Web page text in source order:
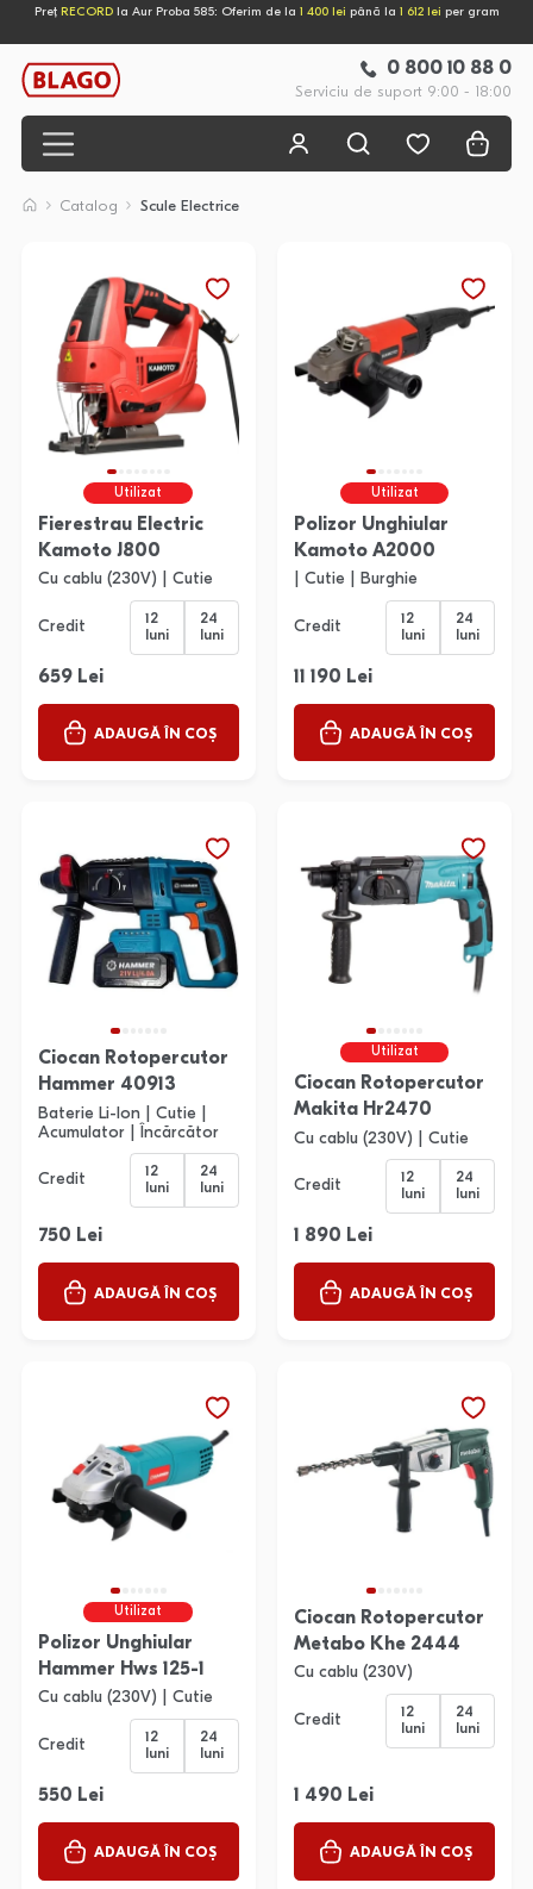
Preț RECORD la Aur Proba 585: Oferim de la 1 400 lei până la 1 612 lei per gram
0 800 10 88 0
Serviciu de suport 9:00 - 18:00
Catalog Scule Electrice
Utilizat
Fierestrau Electric
Kamoto J800
Cu cablu (230V) | Cutie
Credit
12
luni
24
luni
659 Lei
ADAUGĂ ÎN COȘ
Utilizat
Polizor Unghiular
Kamoto A2000
| Cutie | Burghie
Credit
12
luni
24
luni
11 190 Lei
ADAUGĂ ÎN COȘ
Ciocan Rotopercutor
Hammer 40913
Baterie Li-Ion | Cutie |
Acumulator | Încărcător
Credit
12
luni
24
luni
750 Lei
ADAUGĂ ÎN COȘ
Utilizat
Ciocan Rotopercutor
Makita Hr2470
Cu cablu (230V) | Cutie
Credit
12
luni
24
luni
1 890 Lei
ADAUGĂ ÎN COȘ
Utilizat
Polizor Unghiular
Hammer Hws 125-1
Cu cablu (230V) | Cutie
Credit
12
luni
24
luni
550 Lei
ADAUGĂ ÎN COȘ
Ciocan Rotopercutor
Metabo Khe 2444
Cu cablu (230V)
Credit
12
luni
24
luni
1 490 Lei
ADAUGĂ ÎN COȘ